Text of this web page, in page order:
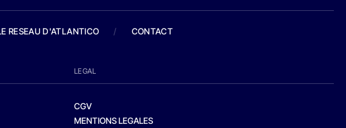
RESEAU D'ATLANTICO / CONTACT
LEGAL
CGV
MENTIONS LEGALES